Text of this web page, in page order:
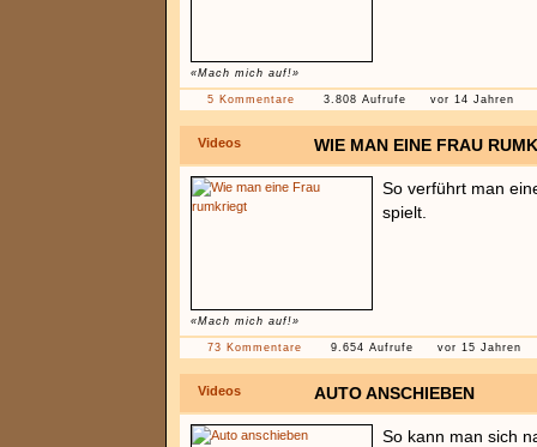
«Mach mich auf!»
5 Kommentare 3.808 Aufrufe vor 14 Jahren
Videos WIE MAN EINE FRAU
«Mach mich auf!»
So verführt man
spielt.
73 Kommentare 9.654 Aufrufe vor 15 Jahren
Videos AUTO ANSCHIEBEN
So kann man sich